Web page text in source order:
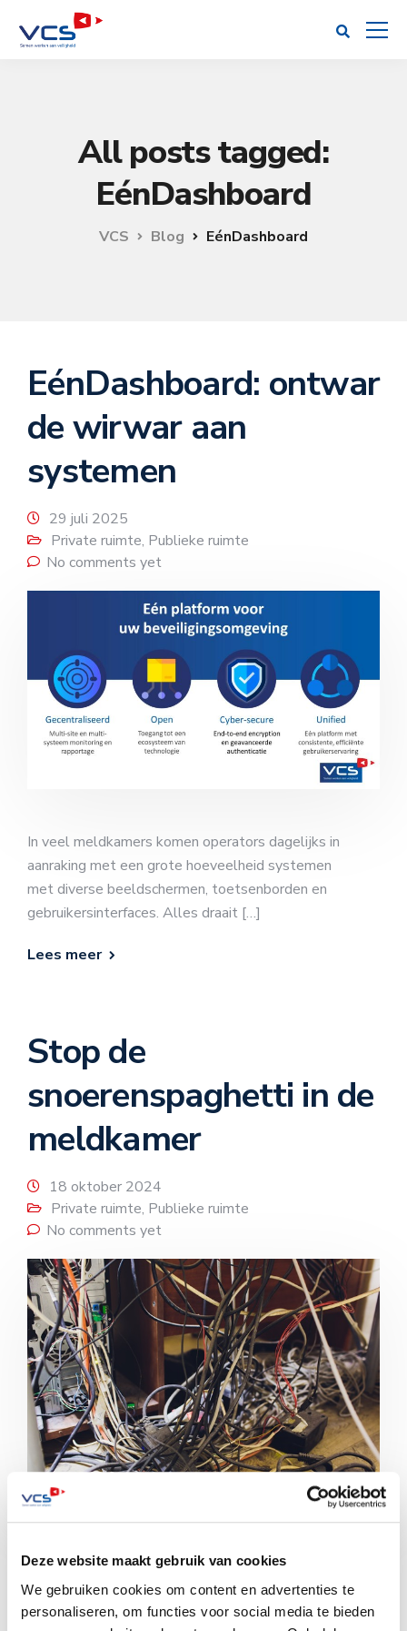
Deze website maakt gebruik van cookies
We gebruiken cookies om content en advertenties te
personaliseren, om functies voor social media te bieden
All posts tagged:
EénDashboard
VCS Blog EénDashboard
EénDashboard: ontwar
de wirwar aan
systemen
29 juli 2025
Private ruimte, Publieke ruimte
No comments yet
In veel meldkamers komen operators dagelijks in
aanraking met een grote hoeveelheid systemen
met diverse beeldschermen, toetsenborden en
gebruikersinterfaces. Alles draait […]
Lees meer
Stop de
snoerenspaghetti in de
meldkamer
18 oktober 2024
Private ruimte, Publieke ruimte
No comments yet
bekend plaatje. In de praktijk hebben veel
bewakingsdiensten te maken met een […]